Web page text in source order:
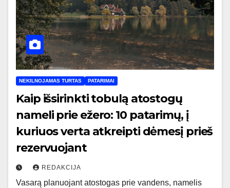
NEKILNOJAMAS TURTAS PATARIMAI
Kaip išsirinkti tobulą atostogų
nameli prie ežero: 10 patarimų, į
kuriuos verta atkreipti dėmesį prieš
rezervuojant
REDAKCIJA
Vasarą planuojant atostogas prie vandens, namelis